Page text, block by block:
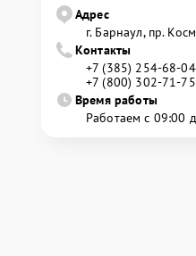
Адрес
г. Барнаул, ​пр.
Контакты
+7 (385) 254-68-04
+7 (800) 302-71-75
Время работы
Работаем с 09:00